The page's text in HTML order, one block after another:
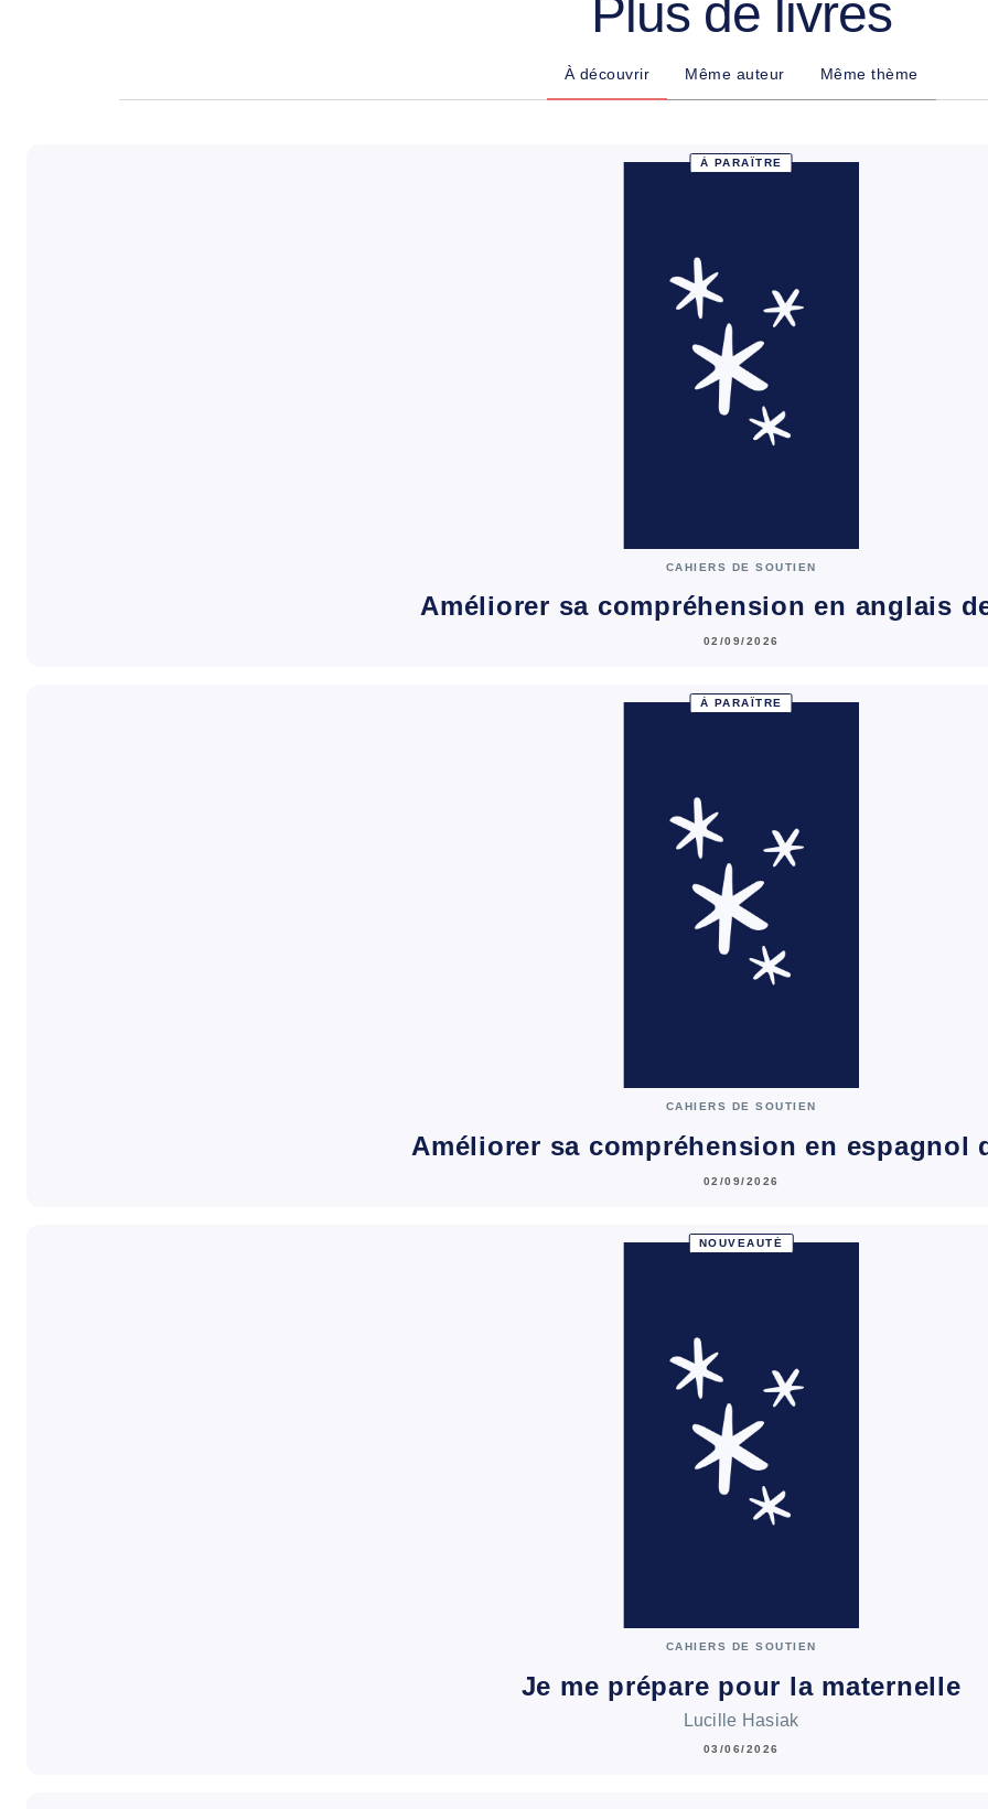
Plus de livres
À découvrir Même auteur Même thème
À PARAÎTRE
CAHIERS DE SOUTIEN
Améliorer sa compréhension en anglais
02/09/2026
À PARAÎTRE
CAHIERS DE SOUTIEN
Améliorer sa compréhension en espagnol
02/09/2026
NOUVEAUTÉ
CAHIERS DE SOUTIEN
Je me prépare pour la maternelle
Lucille Hasiak
03/06/2026